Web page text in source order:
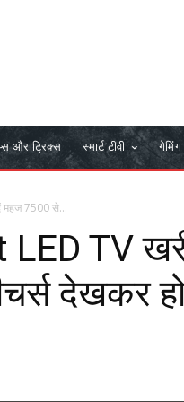
और ट्रिक्स स्मार्ट टीवी गेमिंग
महज 7500 से...
TV
देखकर